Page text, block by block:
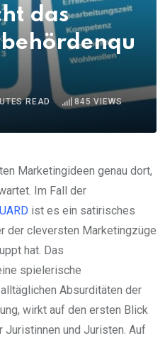
das
READ 845 VIEWS
Marketingideen genau dort,
Im Fall der
ist es ein satirisches
der cleversten Marketingzüge
hat. Das
spielerische
Absurditäten der
wirkt auf den ersten Blick
und Juristen. Auf